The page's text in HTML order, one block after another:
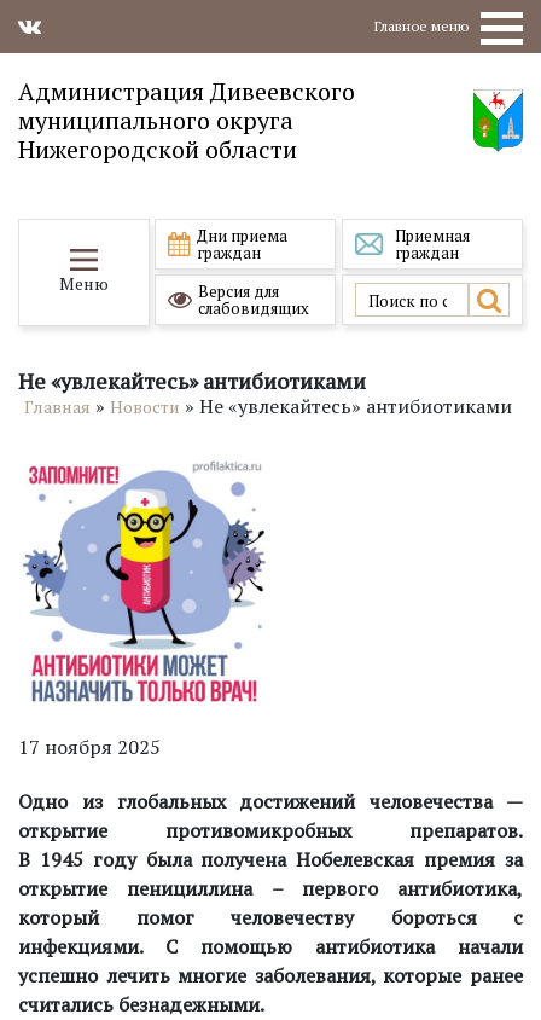
Главное меню
Администрация Дивеевского
муниципального округа
Нижегородской области
Меню
Дни приема
граждан
Приемная
граждан
Версия для
слабовидящих
Не «увлекайтесь» антибиотиками
Главная » Новости » Не «увлекайтесь» антибиотиками
17 ноября 2025
Одно из глобальных достижений человечества —
открытие противомикробных препаратов.
В 1945 году была получена Нобелевская премия за
открытие пенициллина – первого антибиотика,
который помог человечеству бороться с
инфекциями. С помощью антибиотика начали
успешно лечить многие заболевания, которые ранее
считались безнадежными.